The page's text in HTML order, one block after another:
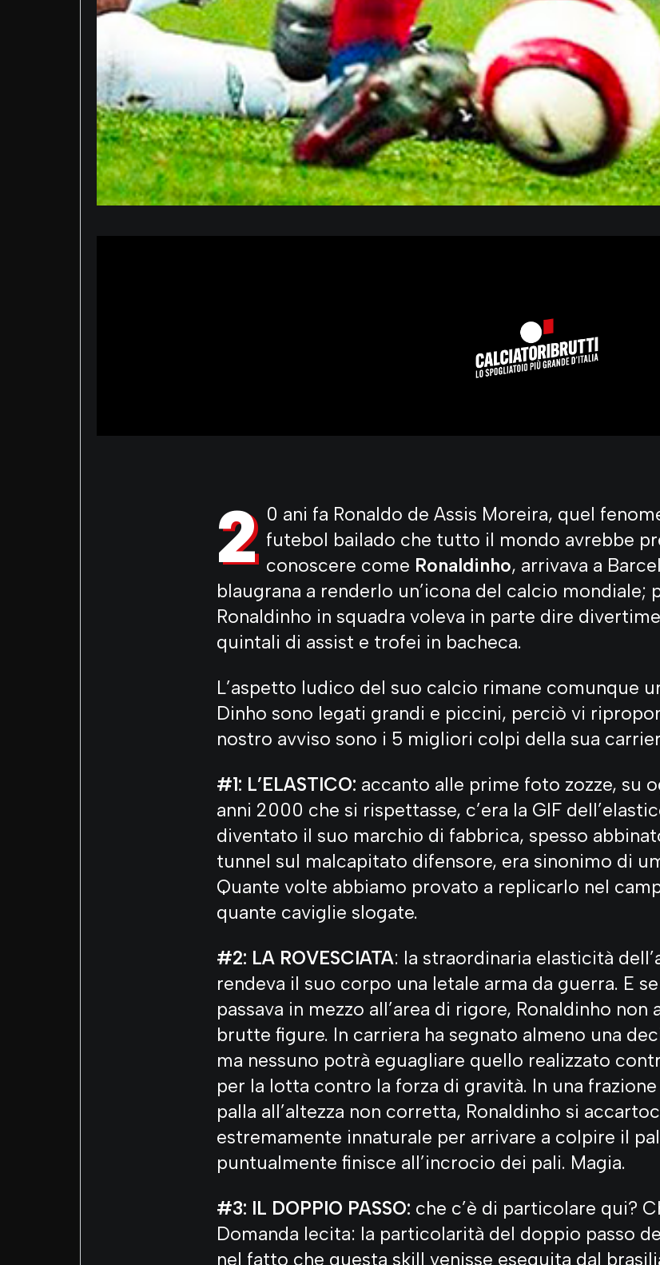
2 0 ani fa Ronaldo de Assis Moreira, quel
futebol bailado che tutto il mondo avrebbe
conoscere come Ronaldinho, arrivava a
blaugrana a renderlo un’icona del calcio mondiale;
Ronaldinho in squadra voleva in parte dire
quintali di assist e trofei in bacheca.
L’aspetto ludico del suo calcio rimane comunque
Dinho sono legati grandi e piccini, perciò vi
nostro avviso sono i 5 migliori colpi della sua
#1: L’ELASTICO: accanto alle prime foto zozze, su
anni 2000 che si rispettasse, c’era la GIF
diventato il suo marchio di fabbrica, spesso
tunnel sul malcapitato difensore, era sinonimo di
Quante volte abbiamo provato a replicarlo nel
quante caviglie slogate.
#2: LA ROVESCIATA: la straordinaria elasticità
rendeva il suo corpo una letale arma da guerra. E
passava in mezzo all’area di rigore, Ronaldinho non
brutte figure. In carriera ha segnato almeno una
ma nessuno potrà eguagliare quello realizzato
per la lotta contro la forza di gravità. In una
palla all’altezza non corretta, Ronaldinho si
estremamente innaturale per arrivare a colpire il
puntualmente finisce all’incrocio dei pali. Magia.
#3: IL DOPPIO PASSO: che c’è di particolare qui?
Domanda lecita: la particolarità del doppio passo
nel fatto che questa skill venisse eseguita dal